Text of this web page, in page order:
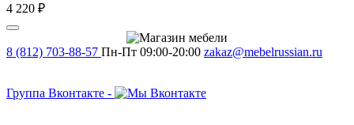
4 220 ₽
8 (812) 703-88-57 Пн-Пт 09:00-20:00 zakaz@mebelrussian.ru
Группа Вконтакте -